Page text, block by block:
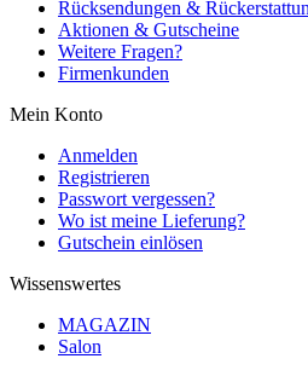
Rücksendungen &
Aktionen & Gutscheine
Weitere Fragen?
Firmenkunden
Mein Konto
Anmelden
Registrieren
Passwort vergessen?
Wo ist meine Lieferung?
Gutschein einlösen
Wissenswertes
MAGAZIN
Salon